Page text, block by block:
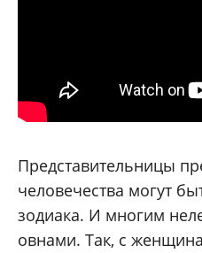
Представительницы
человечества могут
зодиака. И многим
овнами. Так, с